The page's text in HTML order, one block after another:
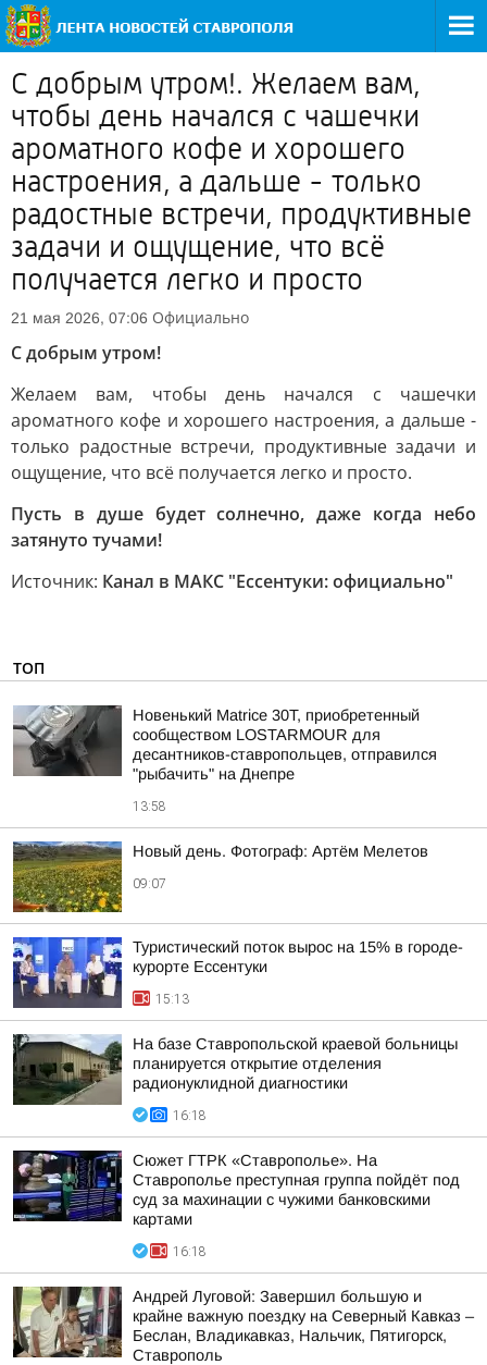
С добрым утром!. Желаем вам,
чтобы день начался с чашечки
ароматного кофе и хорошего
настроения, а дальше - только
радостные встречи, продуктивные
задачи и ощущение, что всё
получается легко и просто
21 мая 2026, 07:06 Официально
С добрым утром!
Желаем вам, чтобы день начался с чашечки
ароматного кофе и хорошего настроения, а дальше -
только радостные встречи, продуктивные задачи и
ощущение, что всё получается легко и просто.
Пусть в душе будет солнечно, даже когда небо
затянуто тучами!
Источник: Канал в МАКС "Ессентуки: официально"
ТОП
Новенький Matrice 30T, приобретенный
сообществом LOSTARMOUR для
десантников-ставропольцев, отправился
"рыбачить" на Днепре
13:58
Новый день. Фотограф: Артём Мелетов
09:07
Туристический поток вырос на 15% в городе-
курорте Ессентуки
15:13
На базе Ставропольской краевой больницы
планируется открытие отделения
радионуклидной диагностики
16:18
Сюжет ГТРК «Ставрополье». На
Ставрополье преступная группа пойдёт под
суд за махинации с чужими банковскими
картами
16:18
Андрей Луговой: Завершил большую и
крайне важную поездку на Северный Кавказ –
Беслан, Владикавказ, Нальчик, Пятигорск,
Ставрополь